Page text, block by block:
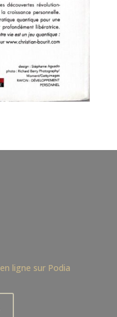
ligne sur Podia